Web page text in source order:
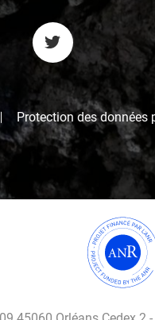
Protection des données